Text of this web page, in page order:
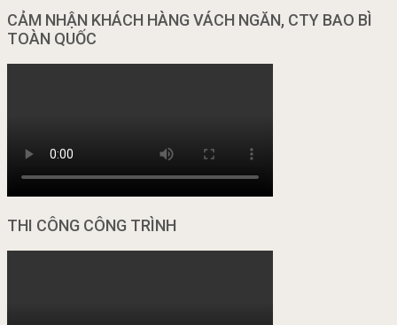
CẢM NHẬN KHÁCH HÀNG VÁCH NGĂN, CTY BAO BÌ
TOÀN QUỐC
THI CÔNG CÔNG TRÌNH